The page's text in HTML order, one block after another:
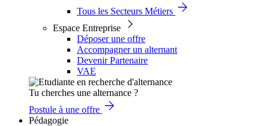
Tous les Secteurs Métiers
Espace Entreprise
Déposer une offre
Accompagner un alternant
Devenir Partenaire
VAE
Tu cherches une alternance ?
Postule à une offre
Pédagogie